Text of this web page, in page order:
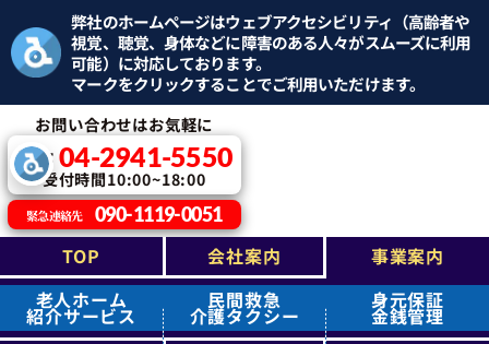
弊社のホームページはウェブアクセシビリティ（高齢者や
視覚、聴覚、身体などに障害のある人々がスムーズに利用
可能）に対応しております。
マークをクリックすることでご利用いただけます。
お問い合わせはお気軽に
TEL：04-2941-5550
受付時間10:00~18:00
緊急連絡先 090-1119-0051
TOP 会社案内
事業案内
老人ホーム
紹介サービス
民間救急
介護タクシー
身元保証
金銭管理